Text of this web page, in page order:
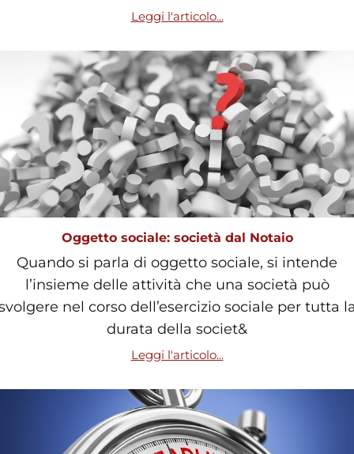
Leggi l'articolo...
Oggetto sociale: società dal Notaio
Quando si parla di oggetto sociale, si intende
l’insieme delle attività che una società può
nel corso dell’esercizio sociale per tutta
durata della societ&
Leggi l'articolo...